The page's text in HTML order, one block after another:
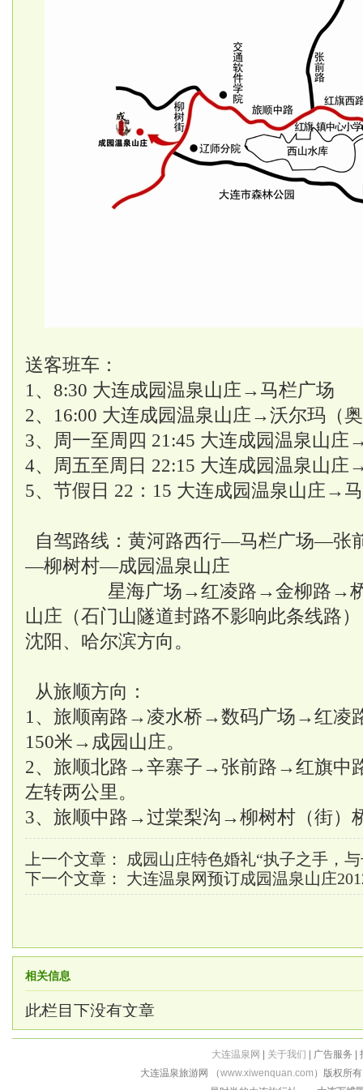
送客班车：
1、8:30 大连成园温泉山庄→马栏广场
2、16:00 大连成园温泉山庄→沃尔玛（
3、周一至周四 21:45 大连成园温泉山庄
4、周五至周日 22:15 大连成园温泉山庄
5、节假日 22：15 大连成园温泉山庄→
自驾路线：黄河路西行—马栏广场—张
—柳树村—成园温泉山庄
星海广场→红凌路→金柳路→桥
山庄（石门山隧道封路不影响此条线路）
沈阳、哈尔滨方向。
从旅顺方向：
1、旅顺南路→凌水桥→数码广场→红凌
150米→成园山庄。
2、旅顺北路→辛寨子→张前路→红旗中
左转两公里。
3、旅顺中路→过棠梨沟→柳树村（街）
上一个文章： 成园山庄特色婚礼“执子之手，
下一个文章： 大连温泉网预订成园温泉山庄
相关信息
此栏目下没有文章
大连温泉网 关于我们 | 广告服务 |
大连温泉旅游网 （www.xiwenquan.com ）版权所